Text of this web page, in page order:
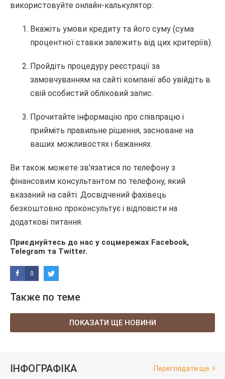
використовуйте онлайн-калькулятор:
Вкажіть умови кредиту та його суму (сума
процентної ставки залежить від цих критеріїв).
Пройдіть процедуру реєстрації за
замовчуванням на сайті компанії або увійдіть в
свій особистий обліковий запис.
Прочитайте інформацію про співпрацю і
прийміть правильне рішення, засноване на
ваших можливостях і бажаннях.
Ви також можете зв'язатися по телефону з
фінансовим консультантом по телефону, який
вказаний на сайті. Досвідчений фахівець
безкоштовно проконсультує і відповісти на
додаткові питання.
Приєднуйтесь до нас у соцмережах Facebook,
Telegram та Twitter.
0
Также по теме
ПОКАЗАТИ ЩЕ НОВИНИ
ІНФОГРАФІКА Переглядати ще